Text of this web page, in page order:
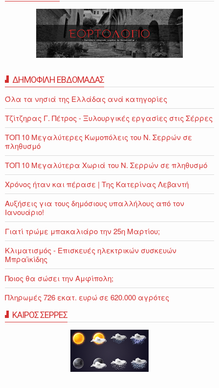
ΔΗΜΟΦΙΛΗ ΕΒΔΟΜΑΔΑΣ
Όλα τα νησιά της Ελλάδας ανά κατηγορίες
Τζίτζηρας Γ. Πέτρος - Ξυλουργικές εργασίες στις Σέρρες
ΤΟΠ 10 Μεγαλύτερες Κωμοπόλεις του Ν. Σερρών σε
πληθυσμό
ΤΟΠ 10 Μεγαλύτερα Χωριά του Ν. Σερρών σε πληθυσμό
Χρόνος ήταν και πέρασε | Της Κατερίνας Λεβαντή
Αυξήσεις για τους δημόσιους υπαλλήλους από τον
Ιανουάριο!
Γιατί τρώμε μπακαλιάρο την 25η Μαρτίου;
Κλιματισμός - Επισκευές ηλεκτρικών συσκευών
Μπραϊκίδης
Ποιος θα σώσει την Αμφίπολη;
Πληρωμές 726 εκατ. ευρώ σε 620.000 αγρότες
ΚΑΙΡΟΣ ΣΕΡΡΕΣ